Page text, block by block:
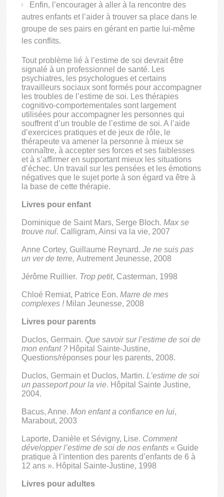
Enfin, l’encourager à aller à la rencontre des
autres enfants et l’aider à trouver sa place dans le
groupe de ses pairs en gérant en partie lui-même
les conflits.
Tout problème lié à l’estime de soi devrait être
signalé à un professionnel de santé. Les
psychiatres, les psychologues et certains
travailleurs sociaux sont formés pour accompagner
les troubles de l’estime de soi. Les thérapies
cognitivo-comportementales sont largement
utilisées pour accompagner les personnes qui
souffrent d’un trouble de l’estime de soi. A l’aide
d’exercices pratiques et de jeux de rôle, le
thérapeute va amener la personne à mieux se
connaître, à accepter ses forces et ses faiblesses
et à s’affirmer en supportant mieux les situations
d’échec. Un travail sur les pensées et les émotions
négatives que le sujet porte à son égard va être à
la base de cette thérapie.
Livres pour enfant
Dominique de Saint Mars, Serge Bloch. Max se
trouve nul. Calligram, Ainsi va la vie, 2007
Anne Cortey, Guillaume Reynard.Je ne suis pas
un ver de terre,Autrement Jeunesse, 2008
Jérôme Ruillier. Trop petit, Casterman, 1998
Chloé Remiat, Patrice Eon.Marre de mes
complexes ! Milan Jeunesse, 2008
Livres pour parents
Duclos, Germain. Que savoir sur l’estime de soi de
mon enfant ? Hôpital Sainte-Justine,
Questions/réponses pour les parents, 2008.
Duclos, Germain et Duclos, Martin. L’estime de soi
un passeport pour la vie. Hôpital Sainte Justine,
2004.
Bacus, Anne. Mon enfant a confiance en lui,
Marabout, 2003
Laporte, Danièle et Sévigny, Lise. Comment
développer l’estime de soi de nos enfants« Guide
pratique à l’intention des parents d’enfants de 6 à
12 ans ». Hôpital Sainte-Justine, 1998
Livres pour adultes